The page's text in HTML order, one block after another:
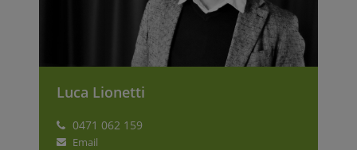
Luca Lionetti
0471 062 159
Email